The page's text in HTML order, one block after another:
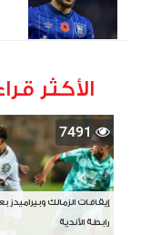
الأكثر
7491
إيقافات الزمالك وبيراميدز
رابطة الأندية